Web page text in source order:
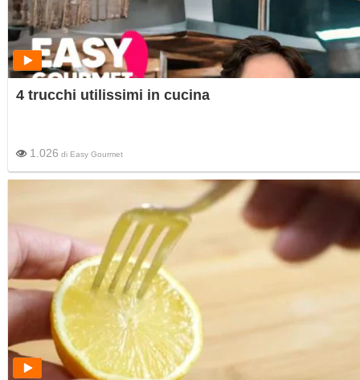
4 trucchi utilissimi in cucina
1.026 di Easy Gourmet